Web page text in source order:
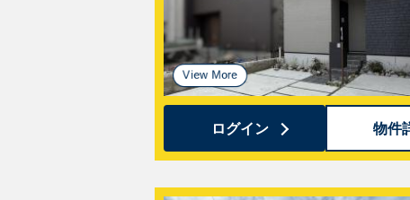
ログイン 物件